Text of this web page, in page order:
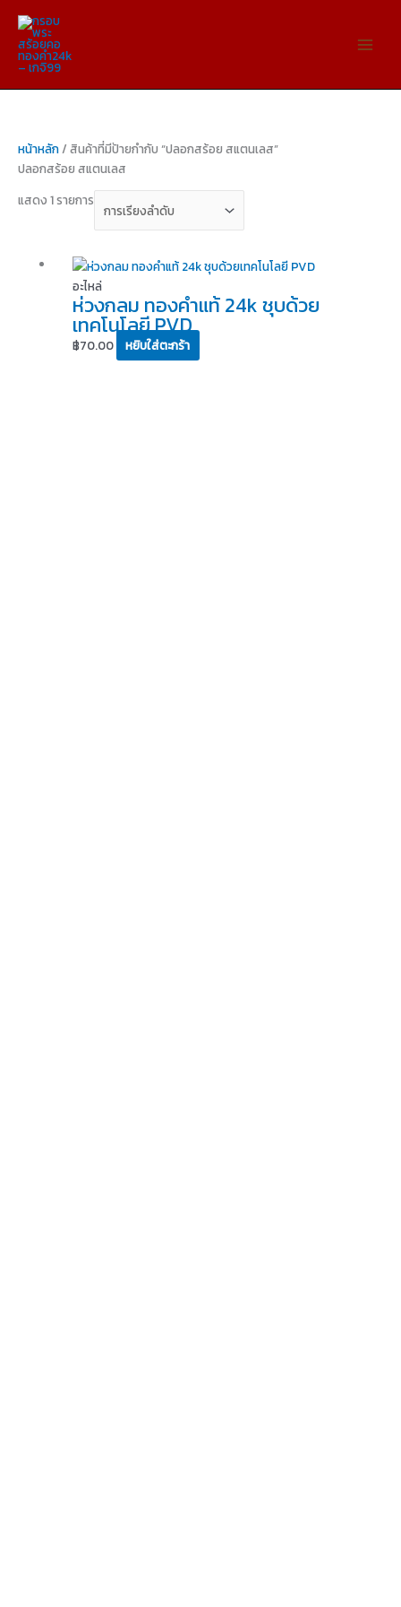
content
หน้าหลัก/ สินค้าที่มีป้ายกำกับ “ปลอกสร้อย สแตนเลส”
ปลอกสร้อย สแตนเลส
แสดง 1 รายการ
อะไหล่
ห่วงกลม ทองคำแท้ 24k ชุบด้วย
เทคโนโลยี PVD
฿70.00 หยิบใส่ตะกร้า